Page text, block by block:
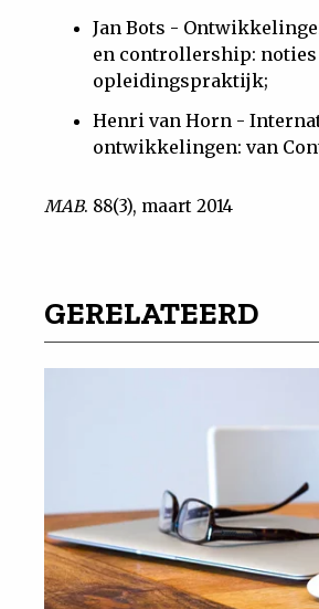
Jan Bots -
en controllership: noties
opleidingspraktijk;
Henri van Horn -
ontwikkelingen: van
MAB. 88(3), maart 2014
GERELATEERD